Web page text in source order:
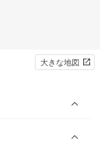
大きな地図